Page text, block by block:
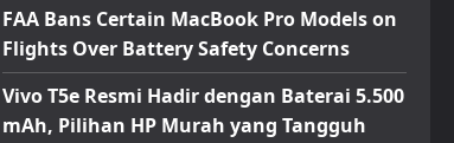
FAA Bans Certain MacBook Pro Models on
Flights Over Battery Safety Concerns
Vivo T5e Resmi Hadir dengan Baterai 5.500
mAh, Pilihan HP Murah yang Tangguh